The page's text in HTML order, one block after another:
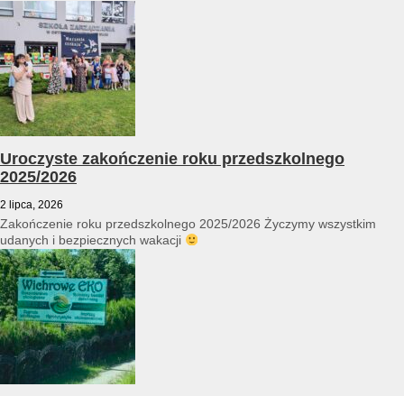
Uroczyste zakończenie roku przedszkolnego
2025/2026
2 lipca, 2026
Zakończenie roku przedszkolnego 2025/2026 Życzymy wszystkim
udanych i bezpiecznych wakacji